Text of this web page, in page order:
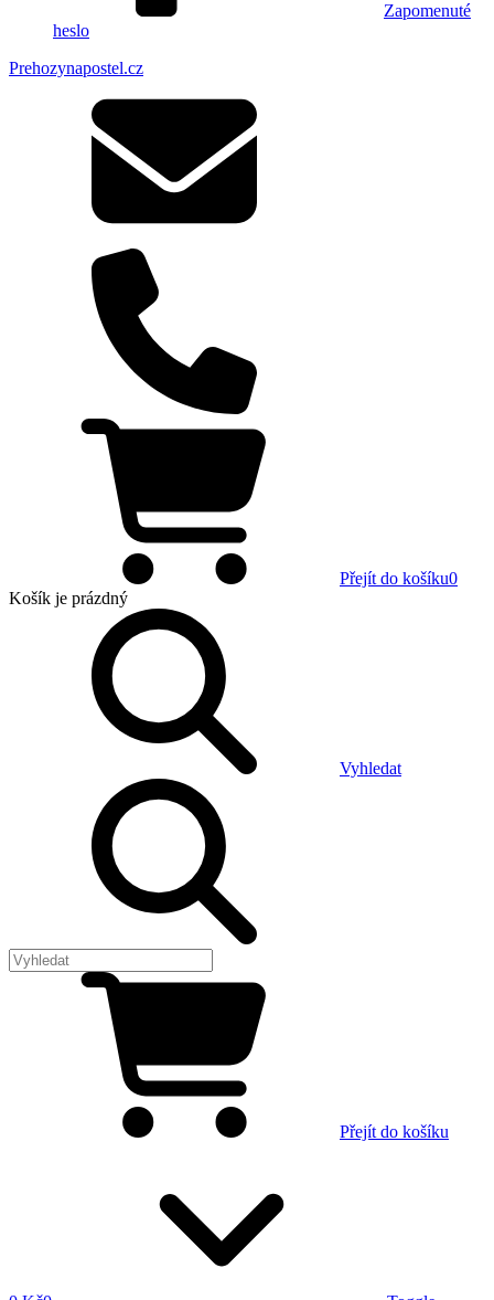
Zapomenuté
heslo
Prehozynapostel.cz
Přejít do košíku0
Košík je prázdný
Vyhledat
Přejít do košíku